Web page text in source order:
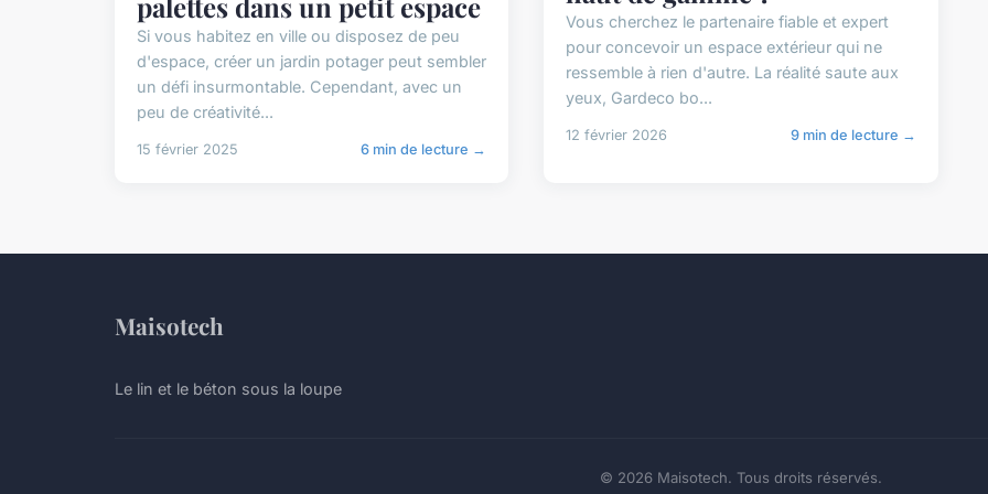
palettes dans un petit espace
Si vous habitez en ville ou disposez de peu
d'espace, créer un jardin potager peut sembler
un défi insurmontable. Cependant, avec un
peu de créativité...
15 février 2025 6 min de lecture →
Vous cherchez le partenaire fiable et expert
pour concevoir un espace extérieur qui ne
ressemble à rien d'autre. La réalité saute aux
yeux, Gardeco bo...
12 février 2026 9 min de lecture →
Maisotech
Le lin et le béton sous la loupe
© 2026 Maisotech. Tous droits réservés.